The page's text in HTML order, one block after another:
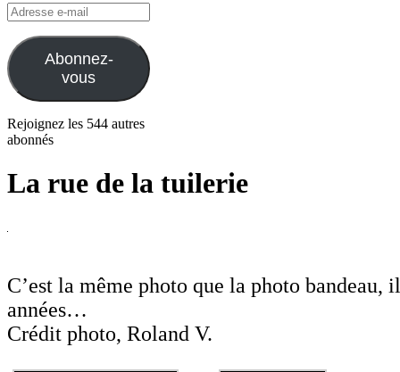
Adresse
e-
mail
Abonnez-
vous
Rejoignez les 544 autres
abonnés
La rue de la tuilerie
C’est la même photo que la photo bandeau,
années…
Crédit photo, Roland V.